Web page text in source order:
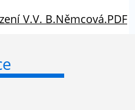
V.V. B.Němcová.PDF